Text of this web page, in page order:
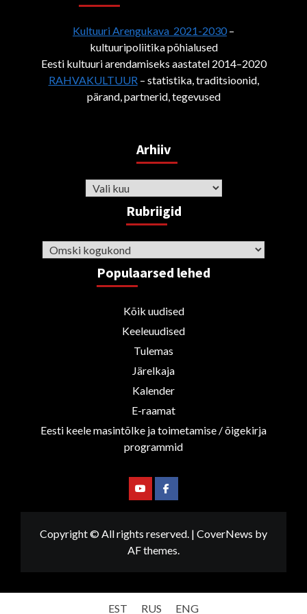
Kultuuri Arengukava 2021-2030–
kultuuripoliitika põhialused
Eesti kultuuri arendamiseks aastatel 2014–2020
RAHVAKULTUUR– statistika, traditsioonid,
pärand, partnerid, tegevused
Arhiiv
Arhiiv
Rubriigid
Rubriigid
Populaarsed lehed
Kõik uudised
Keeleuudised
Tulemas
Järelkaja
Kalender
E-raamat
Eesti keele masintõlke ja toimetamise / õigekirja
programmid
YoutubeFacebook
Copyright © All rights reserved. | CoverNews by
AF themes.
EST RUS ENG